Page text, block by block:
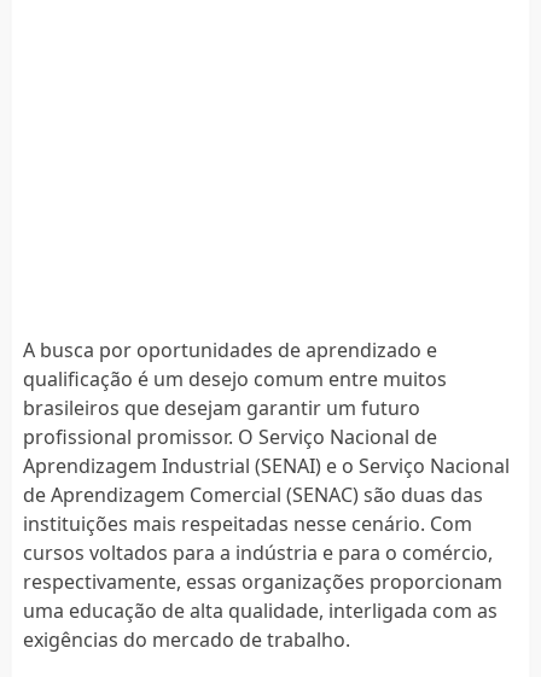
A busca por oportunidades de aprendizado e
qualificação é um desejo comum entre muitos
brasileiros que desejam garantir um futuro
profissional promissor. O Serviço Nacional de
Aprendizagem Industrial (SENAI) e o Serviço Nacional
de Aprendizagem Comercial (SENAC) são duas das
instituições mais respeitadas nesse cenário. Com
cursos voltados para a indústria e para o comércio,
respectivamente, essas organizações proporcionam
uma educação de alta qualidade, interligada com as
exigências do mercado de trabalho.